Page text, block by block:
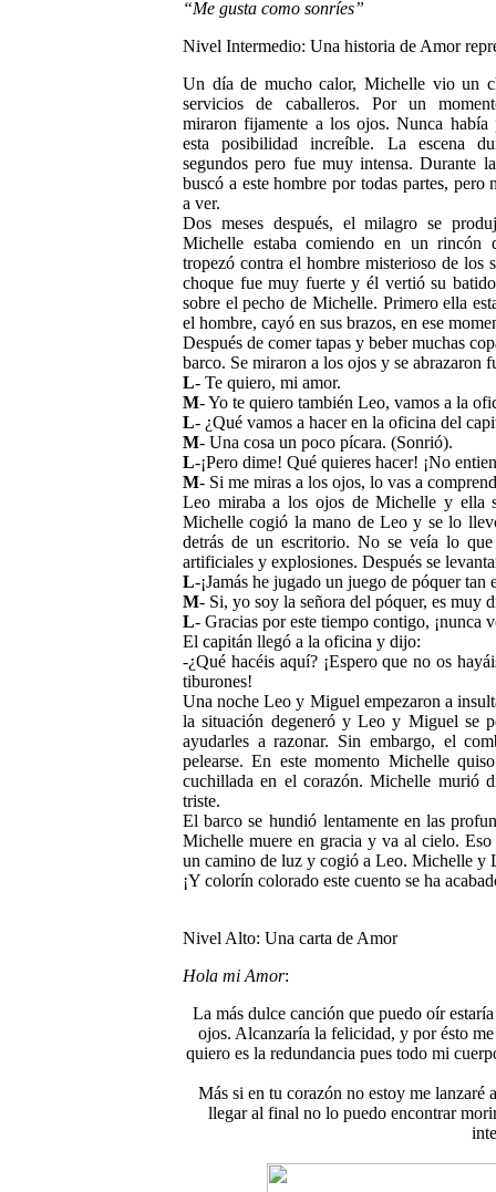
“Me gusta como sonríes”
Nivel Intermedio: Una historia de Amor
Un día de mucho calor, Michelle vio un
servicios de caballeros. Por un
miraron fijamente a los ojos. Nunca había
esta posibilidad increíble. La escena
segundos pero fue muy intensa. Durante
buscó a este hombre por todas partes,
a ver.
Dos meses después, el milagro se
Michelle estaba comiendo en un rincón
tropezó contra el hombre misterioso de los
choque fue muy fuerte y él vertió su
sobre el pecho de Michelle. Primero ella
el hombre, cayó en sus brazos, en ese
Después de comer tapas y beber muchas
barco. Se miraron a los ojos y se abrazaron
L- Te quiero, mi amor.
M- Yo te quiero también Leo, vamos a la
L- ¿Qué vamos a hacer en la oficina del
M- Una cosa un poco pícara. (Sonrió).
L-¡Pero dime! Qué quieres hacer! ¡No
M- Si me miras a los ojos, lo vas a
Leo miraba a los ojos de Michelle y ella
Michelle cogió la mano de Leo y se lo
detrás de un escritorio. No se veía lo
artificiales y explosiones. Después se
L-¡Jamás he jugado un juego de póquer tan
M- Si, yo soy la señora del póquer, es muy
L- Gracias por este tiempo contigo, ¡nunca
El capitán llegó a la oficina y dijo:
-¿Qué hacéis aquí? ¡Espero que no os
tiburones!
Una noche Leo y Miguel empezaron a
la situación degeneró y Leo y Miguel se
ayudarles a razonar. Sin embargo, el
pelearse. En este momento Michelle
cuchillada en el corazón. Michelle murió
triste.
El barco se hundió lentamente en las
Michelle muere en gracia y va al cielo.
un camino de luz y cogió a Leo. Michelle y
¡Y colorín colorado este cuento se ha
Nivel Alto: Una carta de Amor
Hola mi Amor:
La más dulce canción que puedo oír
ojos. Alcanzaría la felicidad, y por ésto
quiero es la redundancia pues todo mi
Más si en tu corazón no estoy me lanzaré
llegar al final no lo puedo encontrar